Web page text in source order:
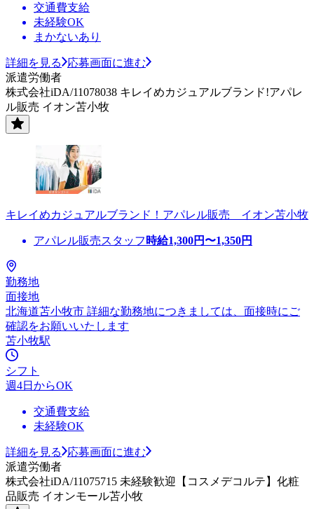
交通費支給
未経験OK
まかないあり
詳細を見る
応募画面に進む
派遣労働者
株式会社iDA/11078038 キレイめカジュアルブランド!アパレ
ル販売 イオン苫小牧
キレイめカジュアルブランド！アパレル販売 イオン苫小牧
アパレル販売スタッフ 時給1,300円〜1,350円
勤務地
面接地
北海道苫小牧市 詳細な勤務地につきましては、面接時にご
確認をお願いいたします
苫小牧駅
シフト
週4日からOK
交通費支給
未経験OK
詳細を見る
応募画面に進む
派遣労働者
株式会社iDA/11075715 未経験歓迎【コスメデコルテ】化粧
品販売 イオンモール苫小牧